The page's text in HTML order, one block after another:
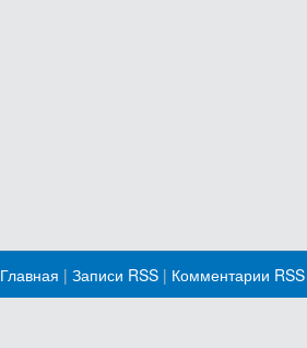
Главная | Записи RSS | Комментарии RSS